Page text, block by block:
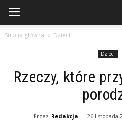
Strona główna Dzieci
Dzieci
Rzeczy, które
Przez Redakcja - 26 listopada